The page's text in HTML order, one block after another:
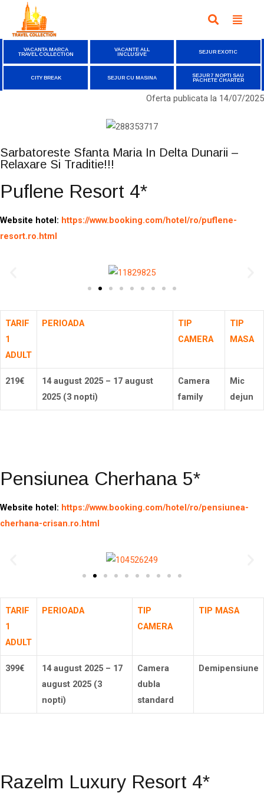
VACANTA MARCA
TRAVEL COLLECTION
VACANTE ALL
INCLUSIVE
SEJUR EXOTIC
CITY BREAK SEJUR CU MASINA
SEJUR 7 NOPTI SAU
PACHETE CHARTER
Oferta publicata la 14/07/2025
Sarbatoreste Sfanta Maria In Delta Dunarii –
Relaxare Si Traditie!!!
Puflene Resort 4*
Website hotel: https://www.booking.com/hotel/ro/puflene-
resort.ro.html
TARIF
1
ADULT
PERIOADA
TIP
CAMERA
TIP
MASA
219€
14 august 2025 – 17 august
2025 (3 nopti)
Camera
family
Mic
dejun
Pensiunea Cherhana 5*
Website hotel: https://www.booking.com/hotel/ro/pensiunea-
cherhana-crisan.ro.html
TARIF
1
ADULT
PERIOADA
TIP
CAMERA
TIP MASA
399€
14 august 2025 – 17
august 2025 (3
nopti)
Camera
dubla
standard
Demipensiune
Razelm Luxury Resort 4*